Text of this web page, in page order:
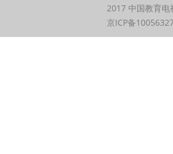
2017 中国教育
京ICP备